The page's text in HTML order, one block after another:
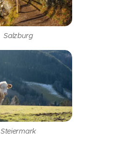
Salzburg
Steiermark